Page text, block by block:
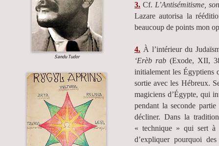
3. Cf. L’Antisémitisme,
Lazare autorisa la
beaucoup de points mon
4. À l’intérieur du
‘Erèb rab (Exode, XII,
initialement les Égyptiens
sortie avec les Hébreux.
magiciens d’Égypte, qui
pendant la seconde
décliner. Dans la
« technique » qui sert à
d’expliquer pourquoi
Sandu Tudor